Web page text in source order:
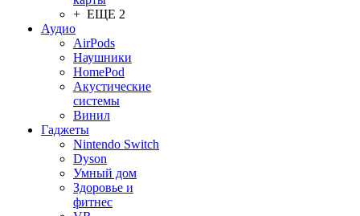
+ ЕЩЕ 2
Аудио
AirPods
Наушники
HomePod
Акустические
системы
Винил
Гаджеты
Nintendo Switch
Dyson
Умный дом
Здоровье и
фитнес